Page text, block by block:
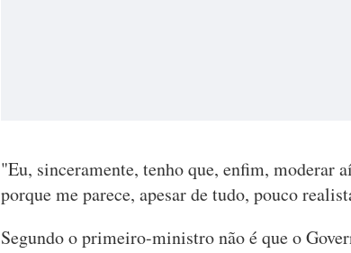
"Eu, sinceramente, tenho que, enfim, moderar
porque me parece, apesar de tudo, pouco
Segundo o primeiro-ministro não é que o